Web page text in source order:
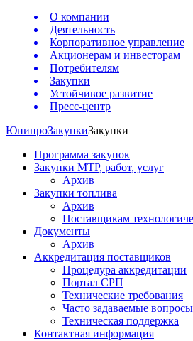
О компании
Деятельность
Корпоративное управление
Акционерам и инвесторам
Потребителям
Закупки
Устойчивое развитие
Пресс-центр
ЮнипроЗакупкиЗакупки
Программа закупок
Закупки МТР, работ, услуг
Архив
Закупки топлива
Архив
Поставщикам
Документы
Архив
Аккредитация поставщиков
Процедура аккредитации
Портал СРП
Технические требования
Часто задаваемые вопросы
Техническая поддержка
Контактная информация